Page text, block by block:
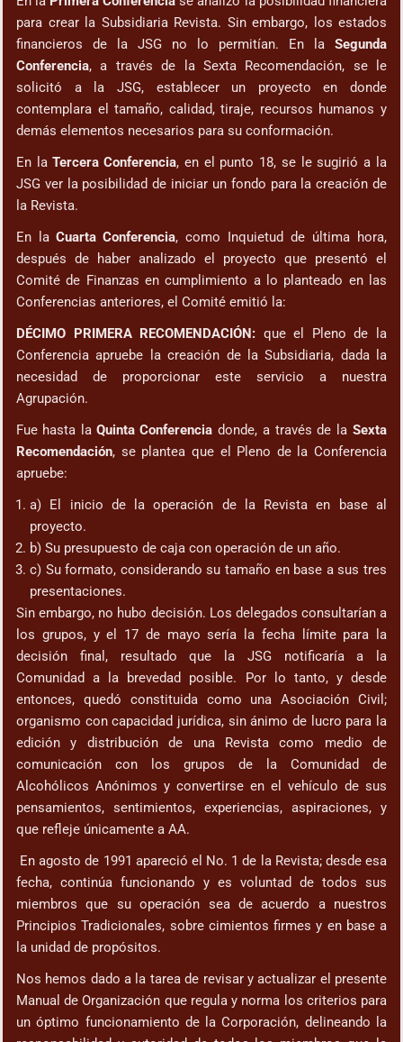
para crear la Subsidiaria Revista. Sin embargo, los estados
financieros de la JSG no lo permitían. En la Segunda
Conferencia, a través de la Sexta Recomendación, se le
solicitó a la JSG, establecer un proyecto en donde
contemplara el tamaño, calidad, tiraje, recursos humanos y
demás elementos necesarios para su conformación.
En la Tercera Conferencia, en el punto 18, se le sugirió a la
JSG ver la posibilidad de iniciar un fondo para la creación de
la Revista.
En la Cuarta Conferencia, como Inquietud de última hora,
después de haber analizado el proyecto que presentó el
Comité de Finanzas en cumplimiento a lo planteado en las
Conferencias anteriores, el Comité emitió la:
DÉCIMO PRIMERA RECOMENDACIÓN: que el Pleno de la
Conferencia apruebe la creación de la Subsidiaria, dada la
necesidad de proporcionar este servicio a nuestra
Agrupación.
Fue hasta la Quinta Conferencia donde, a través de la Sexta
Recomendación, se plantea que el Pleno de la Conferencia
apruebe:
a) El inicio de la operación de la Revista en base al
proyecto.
b) Su presupuesto de caja con operación de un año.
c) Su formato, considerando su tamaño en base a sus tres
presentaciones.
Sin embargo, no hubo decisión. Los delegados consultarían a
los grupos, y el 17 de mayo sería la fecha límite para la
decisión final, resultado que la JSG notificaría a la
Comunidad a la brevedad posible. Por lo tanto, y desde
entonces, quedó constituida como una Asociación Civil;
organismo con capacidad jurídica, sin ánimo de lucro para la
edición y distribución de una Revista como medio de
comunicación con los grupos de la Comunidad de
Alcohólicos Anónimos y convertirse en el vehículo de sus
pensamientos, sentimientos, experiencias, aspiraciones, y
que refleje únicamente a AA.
En agosto de 1991 apareció el No. 1 de la Revista; desde esa
fecha, continúa funcionando y es voluntad de todos sus
miembros que su operación sea de acuerdo a nuestros
Principios Tradicionales, sobre cimientos firmes y en base a
la unidad de propósitos.
Nos hemos dado a la tarea de revisar y actualizar el presente
Manual de Organización que regula y norma los criterios para
un óptimo funcionamiento de la Corporación, delineando la